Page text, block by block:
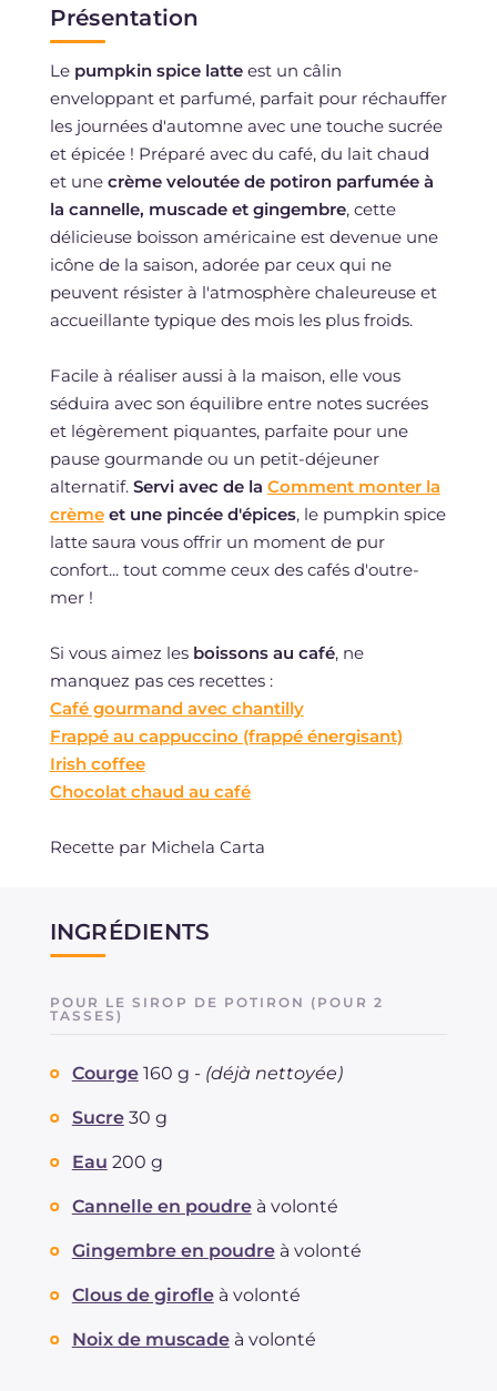
Présentation
Le pumpkin spice latteest un câlin
enveloppant et parfumé, parfait pour réchauffer
les journées d'automne avec une touche sucrée
et épicée ! Préparé avec du café, du lait chaud
et une crème veloutée de potiron parfumée à
la cannelle, muscade et gingembre, cette
délicieuse boisson américaine est devenue une
icône de la saison, adorée par ceux qui ne
peuvent résister à l'atmosphère chaleureuse et
accueillante typique des mois les plus froids.
Facile à réaliser aussi à la maison, elle vous
séduira avec son équilibre entre notes sucrées
et légèrement piquantes, parfaite pour une
pause gourmande ou un petit-déjeuner
alternatif. Servi avec de la Comment monter la
crèmeet une pincée d'épices, le pumpkin spice
latte saura vous offrir un moment de pur
confort... tout comme ceux des cafés d'outre-
mer !
Si vous aimez les boissons au café, ne
manquez pas ces recettes :
Café gourmand avec chantilly
Frappé au cappuccino (frappé énergisant)
Irish coffee
Chocolat chaud au café
Recette par Michela Carta
INGRÉDIENTS
POUR LE SIROP DE POTIRON (POUR 2
TASSES)
Courge 160 g - (déjà nettoyée)
Sucre 30 g
Eau 200 g
Cannelle en poudre à volonté
Gingembre en poudre à volonté
Clous de girofle à volonté
Noix de muscade à volonté